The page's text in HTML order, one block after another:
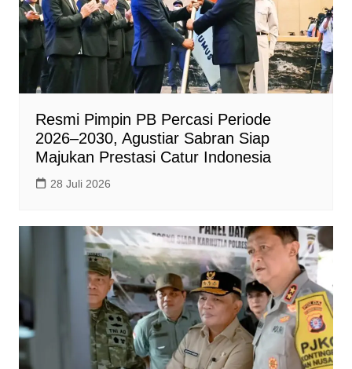
Resmi Pimpin PB Percasi Periode
2026–2030, Agustiar Sabran Siap
Majukan Prestasi Catur Indonesia
28 Juli 2026